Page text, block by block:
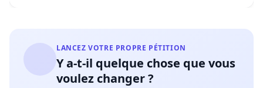
LANCEZ VOTRE PROPRE PÉTITION
Y a-t-il quelque chose que vous
voulez changer ?